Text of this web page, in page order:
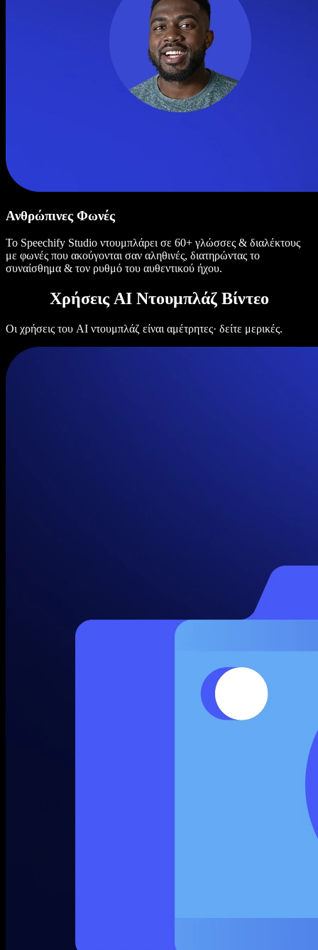
Ανθρώπινες Φωνές
Το Speechify Studio ντουμπλάρει σε 60+ γλώσσες & διαλέκτους
με φωνές που ακούγονται σαν αληθινές, διατηρώντας το
συναίσθημα & τον ρυθμό του αυθεντικού ήχου.
Χρήσεις AI Ντουμπλάζ Βίντεο
Οι χρήσεις του AI ντουμπλάζ είναι αμέτρητες· δείτε μερικές.